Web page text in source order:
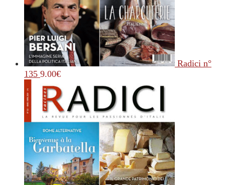
Radici n°
135 9.00€